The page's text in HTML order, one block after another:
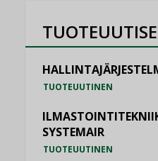
TUOTEUUTINEN
SYSTEMAIR
TUOTEUUTINEN